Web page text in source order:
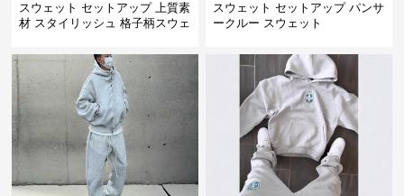
スウェット セットアップ 上質素
材 スタイリッシュ 格子柄スウェ
スウェット セットアップ パンサ
ークルー スウェット